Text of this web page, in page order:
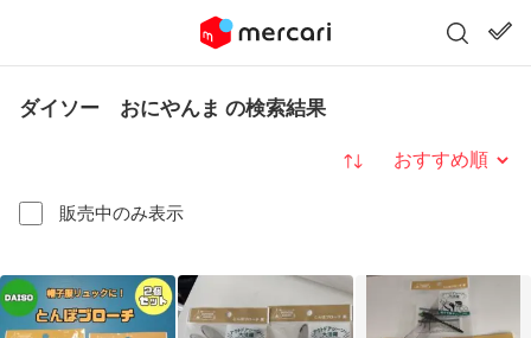
ダイソー おにやんま の検索結果
販売中のみ表示
並び替え